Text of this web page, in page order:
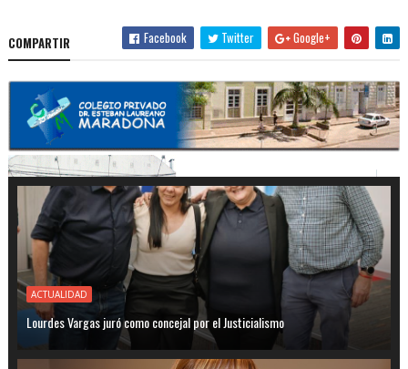
COMPARTIR Facebook Twitter Google+
ACTUALIDAD
Lourdes Vargas juró como concejal por el Justicialismo